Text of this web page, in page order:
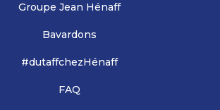
Groupe Jean Hénaff
Bavardons
#dutaffchezHénaff
FAQ